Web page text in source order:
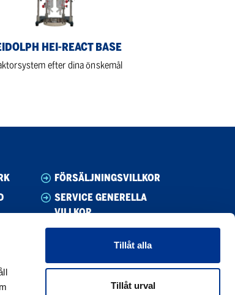
Tillåt alla
Tillåt urval
HEI-REACT BASE
efter dina önskemål
FÖRSÄLJNINGSVILLKOR
SERVICE GENERELLA
VILLKOR
WHISTLEBLOWING
UPPFÖRANDEKOD
CODE OF CONDUCT SUPPLIER
PRIVACY POLICY